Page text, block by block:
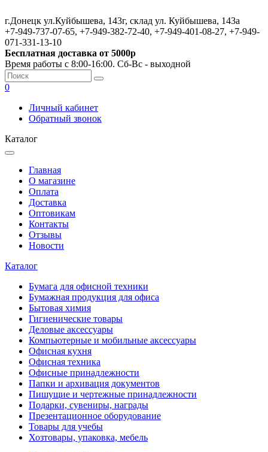
г.Донецк ул.Куйбышева, 143г, склад ул. Куйбышева, 143а
+7-949-737-07-65, +7-949-382-72-40, +7-949-401-08-27, +7-949-
071-331-13-10
Бесплатная доставка от 5000р
Время работы с 8:00-16:00. Сб-Вс - выходной
0
Личный кабинет
Обратный звонок
Каталог
Главная
О магазине
Оплата
Доставка
Оптовикам
Контакты
Отзывы
Новости
Каталог
Бумага для офисной техники
Бумажная продукция для офиса
Бытовая химия
Гигиенические товары
Деловые аксессуары
Компьютерные и мобильные аксессуары
Офисная кухня
Офисная техника
Офисные принадлежности
Папки и архивация документов
Пишущие и чертежные принадлежности
Подарки, сувениры, награды
Презентационное оборудование
Товары для учебы
Хозтовары, упаковка, мебель